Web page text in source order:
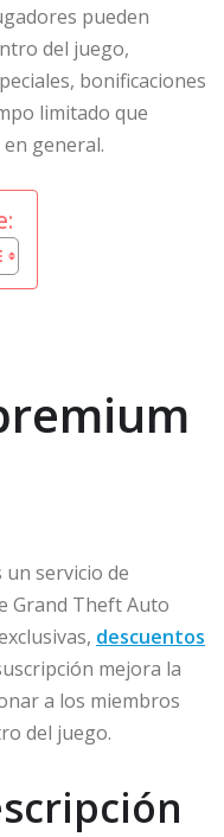
pueden
del juego,
bonificaciones
limitado que
general.
un servicio de
Grand Theft Auto
descuentos
mejora la
a los miembros
del juego.